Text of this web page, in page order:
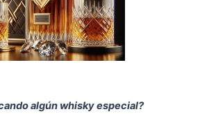
algún whisky especial?